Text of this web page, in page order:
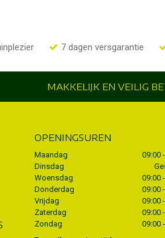
7 dagen versgarantie
MAKKELIJK EN VEILIG
OPENINGSUREN
Maandag
09:00
Dinsdag
Woensdag
09:00
Donderdag
09:00
Vrijdag
09:00
Zaterdag
09:00
Zondag
09:00